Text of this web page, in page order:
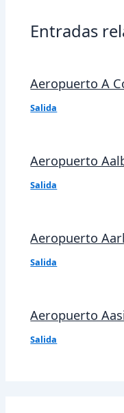
Entradas
Aeropuerto A
Salida
Aeropuerto
Salida
Aeropuerto
Salida
Aeropuerto
Salida